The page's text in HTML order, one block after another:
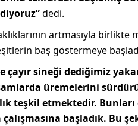
dedi.
artmasıyla
baş göstermeye
çayır sineği dediğimiz
üremelerini
teşkil etmektedir.
başladık. Bu